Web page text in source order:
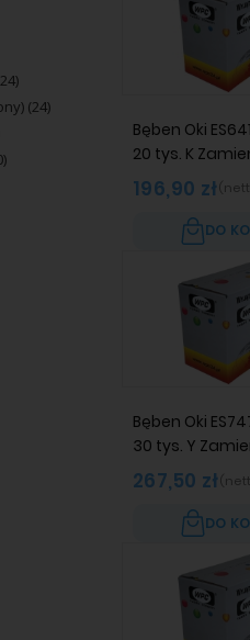
(24)
Bęben Oki
20 tys. K
196,90 zł
DO
Bęben Oki
30 tys. Y
267,50 zł
DO